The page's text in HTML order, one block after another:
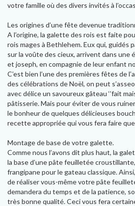
votre famille où des divers invités à
Les origines d’une fête devenue
A l’origine, la galette des rois est faite
rois mages à Bethlehem. Eux qui, guidés
sur la voûte des cieux, arrivent dans
et joseph, en compagnie de leur enfant
C’est bien l’une des premières fêtes de
des célébrations de Noël, on peut
avec délice un savoureux gâteau ‘’fait
pâtisserie. Mais pour éviter de vous
le bonheur de quelques délicieuses
recette appropriée qui vous fera faire
Montage de base de votre galette.
Comme nous l’avons dit plus haut, la
la base d’une pâte feuilletée
frangipane pour le gateau classique.
de réaliser vous-même votre pâte
demandera du temps et de la patience,
très bonne qualité. Ceci vous fera